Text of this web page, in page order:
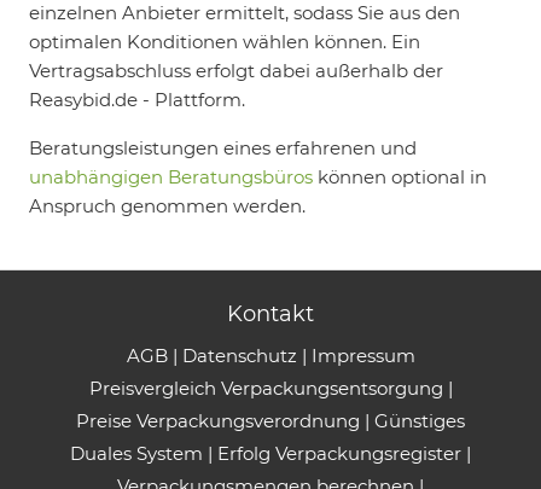
einzelnen Anbieter ermittelt, sodass Sie aus den
optimalen Konditionen wählen können. Ein
Vertragsabschluss erfolgt dabei außerhalb der
Reasybid.de - Plattform.
Beratungsleistungen eines erfahrenen und
unabhängigen Beratungsbüros können optional in
Anspruch genommen werden.
Kontakt
AGB | Datenschutz | Impressum
Preisvergleich Verpackungsentsorgung |
Preise Verpackungsverordnung | Günstiges
Duales System | Erfolg Verpackungsregister |